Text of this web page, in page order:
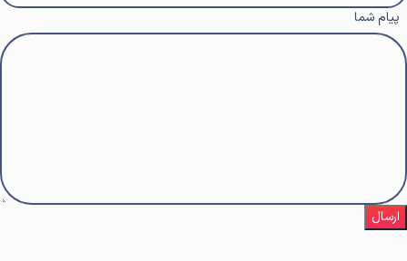
پیام شما